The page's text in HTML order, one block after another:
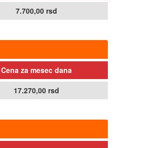
7.700,00 rsd
Cena za mesec dana
17.270,00 rsd